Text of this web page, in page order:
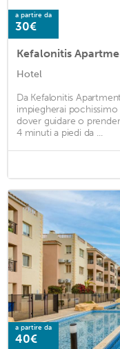
a partire da
30€
Kefalonitis
Hotel
Da Kefalonitis
impiegherai
dover guidare o
4 minuti a piedi da ...
a partire da
40€